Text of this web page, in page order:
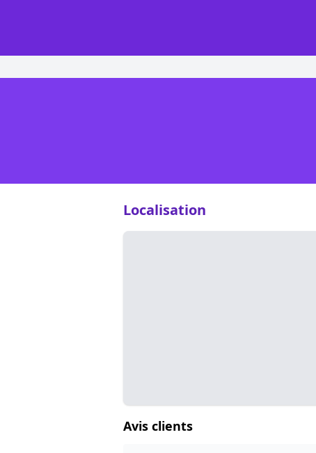
Localisation
Avis clients